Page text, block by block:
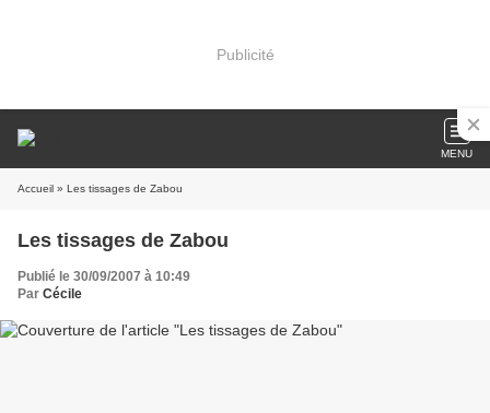
Publicité
MENU
Accueil » Les tissages de Zabou
Les tissages de Zabou
Publié le 30/09/2007 à 10:49
Par Cécile